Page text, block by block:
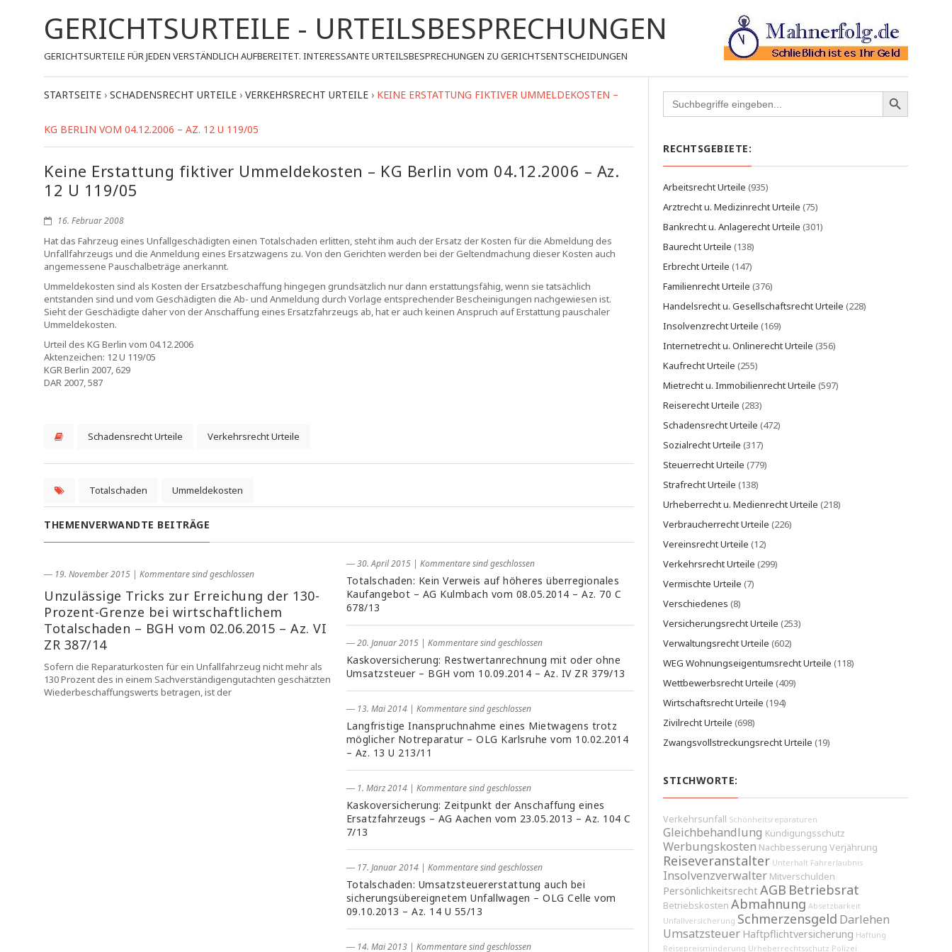
GERICHTSURTEILE - URTEILSBESPRECHUNGEN
GERICHTSURTEILE FÜR JEDEN VERSTÄNDLICH AUFBEREITET. INTERESSANTE URTEILSBESPRECHUNGEN ZU GERICHTSENTSCHEIDUNGEN
STARTSEITE › SCHADENSRECHT URTEILE › VERKEHRSRECHT URTEILE › KEINE ERSTATTUNG FIKTIVER UMMELDEKOSTEN –
KG BERLIN VOM 04.12.2006 – AZ. 12 U 119/05
Keine Erstattung fiktiver Ummeldekosten – KG Berlin vom 04.12.2006 – Az.
12 U 119/05
16. Februar 2008
Hat das Fahrzeug eines Unfallgeschädigten einen Totalschaden erlitten, steht ihm auch der Ersatz der Kosten für die Abmeldung des
Unfallfahrzeugs und die Anmeldung eines Ersatzwagens zu. Von den Gerichten werden bei der Geltendmachung dieser Kosten auch
angemessene Pauschalbeträge anerkannt.
Ummeldekosten sind als Kosten der Ersatzbeschaffung hingegen grundsätzlich nur dann erstattungsfähig, wenn sie tatsächlich
entstanden sind und vom Geschädigten die Ab- und Anmeldung durch Vorlage entsprechender Bescheinigungen nachgewiesen ist.
Sieht der Geschädigte daher von der Anschaffung eines Ersatzfahrzeugs ab, hat er auch keinen Anspruch auf Erstattung pauschaler
Ummeldekosten.
Urteil des KG Berlin vom 04.12.2006
Aktenzeichen: 12 U 119/05
KGR Berlin 2007, 629
DAR 2007, 587
Schadensrecht Urteile Verkehrsrecht Urteile
Totalschaden Ummeldekosten
THEMENVERWANDTE BEITRÄGE
― 19. November 2015 | Kommentare sind geschlossen
Unzulässige Tricks zur Erreichung der 130-
Prozent-Grenze bei wirtschaftlichem
Totalschaden – BGH vom 02.06.2015 – Az. VI
ZR 387/14
Sofern die Reparaturkosten für ein Unfallfahrzeug nicht mehr als
130 Prozent des in einem Sachverständigengutachten geschätzten
Wiederbeschaffungswerts betragen, ist der
― 30. April 2015 | Kommentare sind geschlossen
Totalschaden: Kein Verweis auf höheres überregionales
Kaufangebot – AG Kulmbach vom 08.05.2014 – Az. 70 C
678/13
― 20. Januar 2015 | Kommentare sind geschlossen
Kaskoversicherung: Restwertanrechnung mit oder ohne
Umsatzsteuer – BGH vom 10.09.2014 – Az. IV ZR 379/13
― 13. Mai 2014 | Kommentare sind geschlossen
Langfristige Inanspruchnahme eines Mietwagens trotz
möglicher Notreparatur – OLG Karlsruhe vom 10.02.2014
– Az. 13 U 213/11
― 1. März 2014 | Kommentare sind geschlossen
Kaskoversicherung: Zeitpunkt der Anschaffung eines
Ersatzfahrzeugs – AG Aachen vom 23.05.2013 – Az. 104 C
7/13
― 17. Januar 2014 | Kommentare sind geschlossen
Totalschaden: Umsatzsteuererstattung auch bei
sicherungsübereignetem Unfallwagen – OLG Celle vom
09.10.2013 – Az. 14 U 55/13
― 14. Mai 2013 | Kommentare sind geschlossen
Search
for:
RECHTSGEBIETE:
Arbeitsrecht Urteile (935)
Arztrecht u. Medizinrecht Urteile (75)
Bankrecht u. Anlagerecht Urteile (301)
Baurecht Urteile (138)
Erbrecht Urteile (147)
Familienrecht Urteile (376)
Handelsrecht u. Gesellschaftsrecht Urteile (228)
Insolvenzrecht Urteile (169)
Internetrecht u. Onlinerecht Urteile (356)
Kaufrecht Urteile (255)
Mietrecht u. Immobilienrecht Urteile (597)
Reiserecht Urteile (283)
Schadensrecht Urteile (472)
Sozialrecht Urteile (317)
Steuerrecht Urteile (779)
Strafrecht Urteile (138)
Urheberrecht u. Medienrecht Urteile (218)
Verbraucherrecht Urteile (226)
Vereinsrecht Urteile (12)
Verkehrsrecht Urteile (299)
Vermischte Urteile (7)
Verschiedenes (8)
Versicherungsrecht Urteile (253)
Verwaltungsrecht Urteile (602)
WEG Wohnungseigentumsrecht Urteile (118)
Wettbewerbsrecht Urteile (409)
Wirtschaftsrecht Urteile (194)
Zivilrecht Urteile (698)
Zwangsvollstreckungsrecht Urteile (19)
STICHWORTE:
Verkehrsunfall Schönheitsreparaturen
Gleichbehandlung Kündigungsschutz
Werbungskosten Nachbesserung Verjährung
Reiseveranstalter Unterhalt Fahrerlaubnis
Insolvenzverwalter Mitverschulden
Persönlichkeitsrecht AGB Betriebsrat
Betriebskosten Abmahnung Absetzbarkeit
Unfallversicherung Schmerzensgeld Darlehen
Umsatzsteuer Haftpflichtversicherung Haftung
Reisepreisminderung Urheberrechtsschutz Polizei